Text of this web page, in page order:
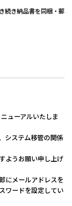
続き納品書を同梱・郵
ューアルいたしま
システム移管の関係
ようお願い申し上げ
にメールアドレスを
ワードを設定してい